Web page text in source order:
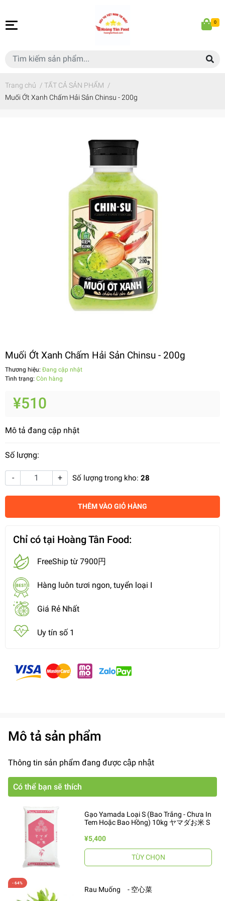
0
Trang chủ / TẤT CẢ SẢN PHẨM /
Muối Ớt Xanh Chấm Hải Sản Chinsu - 200g
Muối Ớt Xanh Chấm Hải Sản Chinsu - 200g
Thương hiệu: Đang cập nhật
Tình trạng: Còn hàng
¥510
Mô tả đang cập nhật
Số lượng:
- + Số lượng trong kho: 28
THÊM VÀO GIỎ HÀNG
Chỉ có tại Hoàng Tân Food:
FreeShip từ 7900円
Hàng luôn tươi ngon, tuyển loại I
Giá Rẻ Nhất
Uy tín số 1
Mô tả sản phẩm
Thông tin sản phẩm đang được cập nhật
Có thể bạn sẽ thích
Gạo Yamada Loại S (Bao Trắng - Chưa In
Tem Hoặc Bao Hồng) 10kg ヤマダお米 S
¥5,400
TÙY CHỌN
Rau Muống - 空心菜